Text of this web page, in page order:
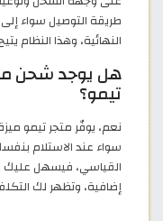
طريقة التوصيل سواء
النهائية، وهذا النظام
هل يوجد شحن
تيمو؟
نعم، يوفّر متجر تيمو
سواء عند الاستلام
القياسي، فيسهل عليك
إضافية، وتظهر لك